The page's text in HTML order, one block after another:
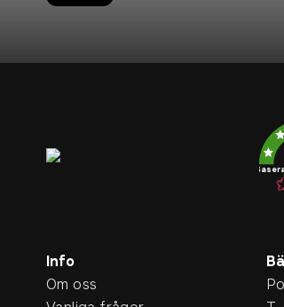
Info
Om oss